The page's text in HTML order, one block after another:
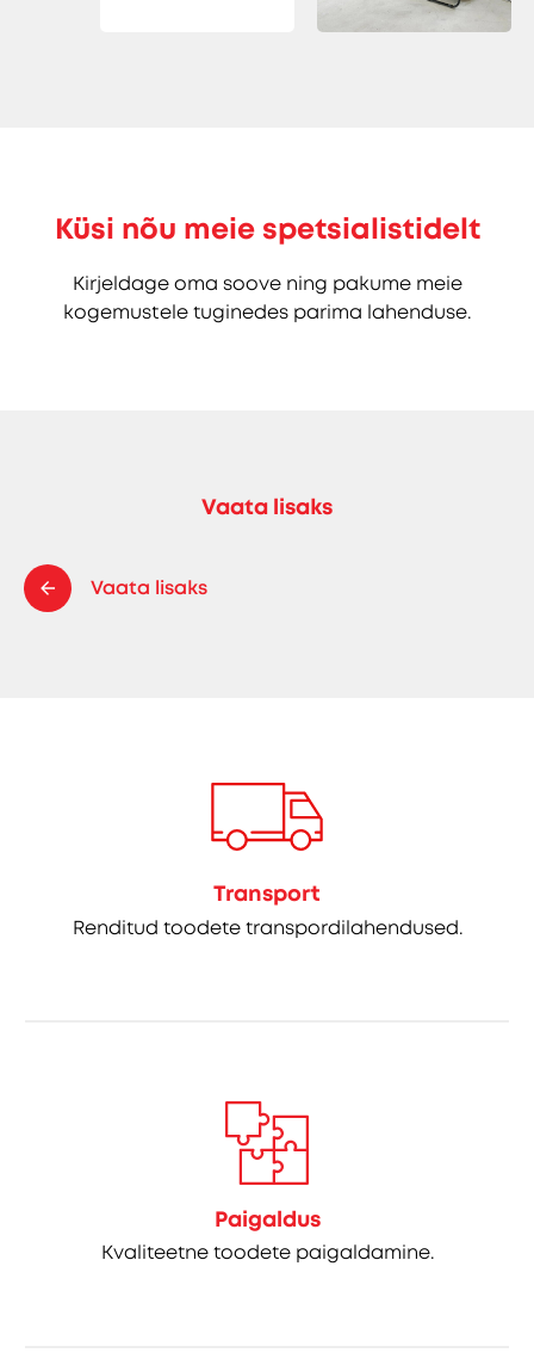
Küsi nõu meie spetsialistidelt
Kirjeldage oma soove ning pakume meie
kogemustele tuginedes parima lahenduse.
Vaata lisaks
Vaata lisaks
Transport
Renditud toodete transpordilahendused.
Paigaldus
Kvaliteetne toodete paigaldamine.